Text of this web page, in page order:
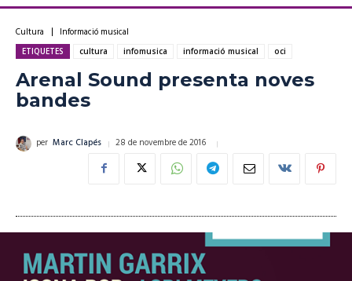
Cultura Informació musical
ETIQUETES cultura infomusica informació musical oci
Arenal Sound presenta noves
bandes
per Marc Clapés 28 de novembre de 2016